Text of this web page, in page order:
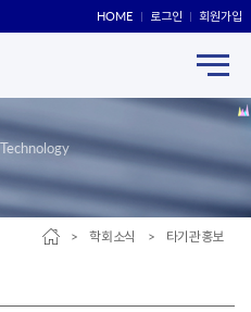
HOME 로그인 회원가입
> 학회소식 > 타기관홍보